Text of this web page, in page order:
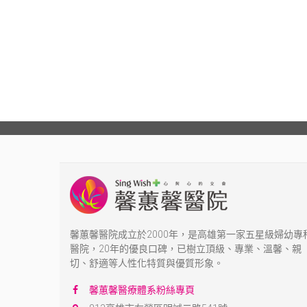
馨蕙馨醫院成立於2000年，是高雄第一家五星級婦幼專
醫院，20年的優良口碑，已樹立頂級、專業、溫馨、親
切、舒適等人性化特質與優質形象。
馨蕙馨醫療體系粉絲專頁